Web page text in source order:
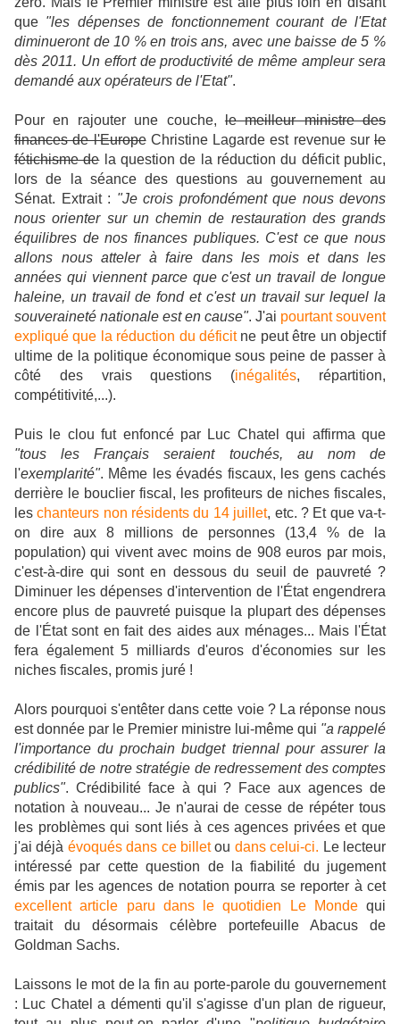
que "les dépenses de fonctionnement courant de l'Etat
diminueront de 10 % en trois ans, avec une baisse de 5 %
dès 2011. Un effort de productivité de même ampleur sera
demandé aux opérateurs de l'Etat".
Pour en rajouter une couche,le meilleur ministre des
finances de l'EuropeChristine Lagarde est revenue sur le
fétichisme dela question de la réduction du déficit public,
lors de la séance des questions au gouvernement au
Sénat. Extrait : "Je crois profondément que nous devons
nous orienter sur un chemin de restauration des grands
équilibres de nos finances publiques. C'est ce que nous
allons nous atteler à faire dans les mois et dans les
années qui viennent parce que c'est un travail de longue
haleine, un travail de fond et c'est un travail sur lequel la
souveraineté nationale est en cause". J'ai pourtant souvent
expliqué que la réduction du déficit ne peut être un objectif
ultime de la politique économique sous peine de passer à
côté des vrais questions (inégalités, répartition,
compétitivité,...).
Puis le clou fut enfoncé par Luc Chatel qui affirma que
"tous les Français seraient touchés, au nom de
l'exemplarité". Même les évadés fiscaux, les gens cachés
derrière le bouclier fiscal, les profiteurs de niches fiscales,
les chanteurs non résidents du 14 juillet, etc. ? Et que va-t-
on dire aux 8 millions de personnes (13,4 % de la
population) qui vivent avec moins de 908 euros par mois,
c'est-à-dire qui sont en dessous du seuil de pauvreté ?
Diminuer les dépenses d'intervention de l'État engendrera
encore plus de pauvreté puisque la plupart des dépenses
de l'État sont en fait des aides aux ménages... Mais l'État
fera également 5 milliards d'euros d'économies sur les
niches fiscales, promis juré !
Alors pourquoi s'entêter dans cette voie ? La réponse nous
est donnée par le Premier ministre lui-même qui "a rappelé
l'importance du prochain budget triennal pour assurer la
crédibilité de notre stratégie de redressement des comptes
publics". Crédibilité face à qui ? Face aux agences de
notation à nouveau... Je n'aurai de cesse de répéter tous
les problèmes qui sont liés à ces agences privées et que
j'ai déjà évoqués dans ce billetou dans celui-ci. Le lecteur
intéressé par cette question de la fiabilité du jugement
émis par les agences de notation pourra se reporter à cet
excellent article paru dans le quotidien Le Monde qui
traitait du désormais célèbre portefeuille Abacus de
Goldman Sachs.
Laissons le mot de la fin au porte-parole du gouvernement
: Luc Chatel a démenti qu'il s'agisse d'un plan de rigueur,